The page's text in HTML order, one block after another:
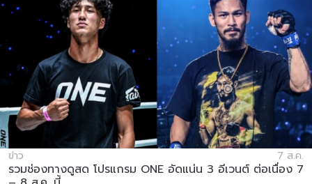
ข่าว 7 ส.ค.
รวมช่องทางดูสด โปรแกรม ONE อัดแน่น 3 อีเวนต์ ต่อเนื่อง 7